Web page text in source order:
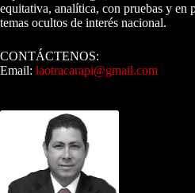
equitativa, analítica, con pruebas y en
temas ocultos de interés nacional.
CONTÁCTENOS:
Email: laotracarapi@gmail.com